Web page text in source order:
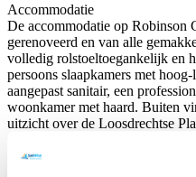
Accommodatie
De accommodatie op Robinson
gerenoveerd en van alle
volledig rolstoeltoegankelijk en
persoons slaapkamers met
aangepast sanitair, een
woonkamer met haard. Buiten
uitzicht over de Loosdrechtse